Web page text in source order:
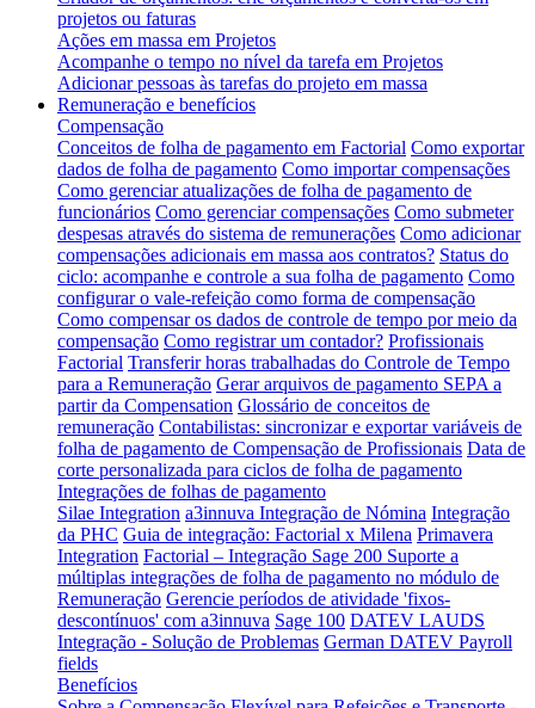
projetos ou faturas
Ações em massa em Projetos
Acompanhe o tempo no nível da tarefa em Projetos
Adicionar pessoas às tarefas do projeto em massa
Remuneração e benefícios
Compensação
Conceitos de folha de pagamento em Factorial Como exportar
dados de folha de pagamento Como importar compensações
Como gerenciar atualizações de folha de pagamento de
funcionários Como gerenciar compensações Como submeter
despesas através do sistema de remunerações Como adicionar
compensações adicionais em massa aos contratos? Status do
ciclo: acompanhe e controle a sua folha de pagamento Como
configurar o vale-refeição como forma de compensação
Como compensar os dados de controle de tempo por meio da
compensação Como registrar um contador? Profissionais
Factorial Transferir horas trabalhadas do Controle de Tempo
para a Remuneração Gerar arquivos de pagamento SEPA a
partir da Compensation Glossário de conceitos de
remuneração Contabilistas: sincronizar e exportar variáveis de
folha de pagamento de Compensação de Profissionais Data de
corte personalizada para ciclos de folha de pagamento
Integrações de folhas de pagamento
Silae Integration a3innuva Integração de Nómina Integração
da PHC Guia de integração: Factorial x Milena Primavera
Integration Factorial – Integração Sage 200 Suporte a
múltiplas integrações de folha de pagamento no módulo de
Remuneração Gerencie períodos de atividade 'fixos-
descontínuos' com a3innuva Sage 100 DATEV LAUDS
Integração - Solução de Problemas German DATEV Payroll
fields
Benefícios